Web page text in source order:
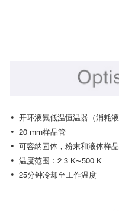
• 开环液氦低温恒温器（消耗液
• 20 mm样品管
• 可容纳固体，粉末和液体样品
• 温度范围：2.3 K~500 K
• 25分钟冷却至工作温度
光调制反射谱